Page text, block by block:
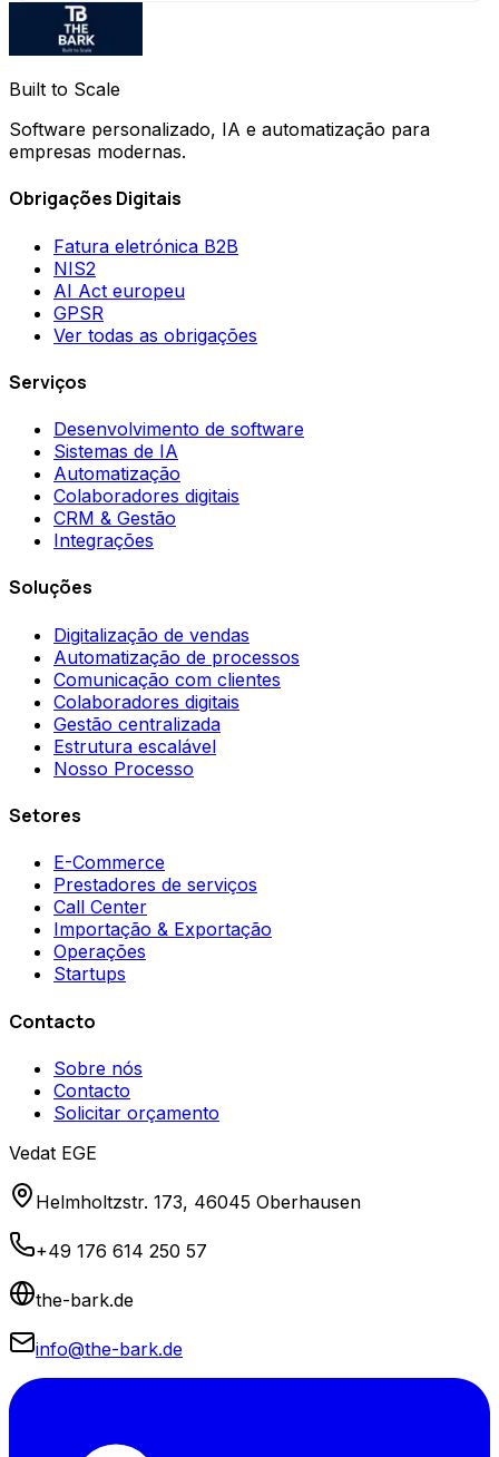
Built to Scale
Software personalizado, IA e automatização para
empresas modernas.
Obrigações Digitais
Fatura eletrónica B2B
NIS2
AI Act europeu
GPSR
Ver todas as obrigações
Serviços
Desenvolvimento de software
Sistemas de IA
Automatização
Colaboradores digitais
CRM & Gestão
Integrações
Soluções
Digitalização de vendas
Automatização de processos
Comunicação com clientes
Colaboradores digitais
Gestão centralizada
Estrutura escalável
Nosso Processo
Setores
E-Commerce
Prestadores de serviços
Call Center
Importação & Exportação
Operações
Startups
Contacto
Sobre nós
Contacto
Solicitar orçamento
Vedat EGE
Helmholtzstr. 173, 46045 Oberhausen
+49 176 614 250 57
the-bark.de
info@the-bark.de